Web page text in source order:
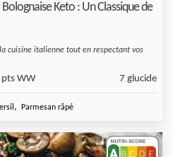
Keto : Un Classique de
cuisine italienne tout en respectant vos
pts WW 7 glucide
, Parmesan râpé